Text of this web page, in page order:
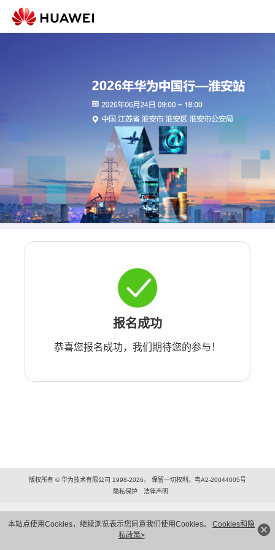
本站点使用Cookies，继续浏览表示您同意我们使用Cookies。 Cookies和隐
私政策>
报名成功
恭喜您报名成功，我们期待您的参与！
版权所有 © 华为技术有限公司 1998-2026。 保留一切权利。粤A2-20044005号
隐私保护
法律声明